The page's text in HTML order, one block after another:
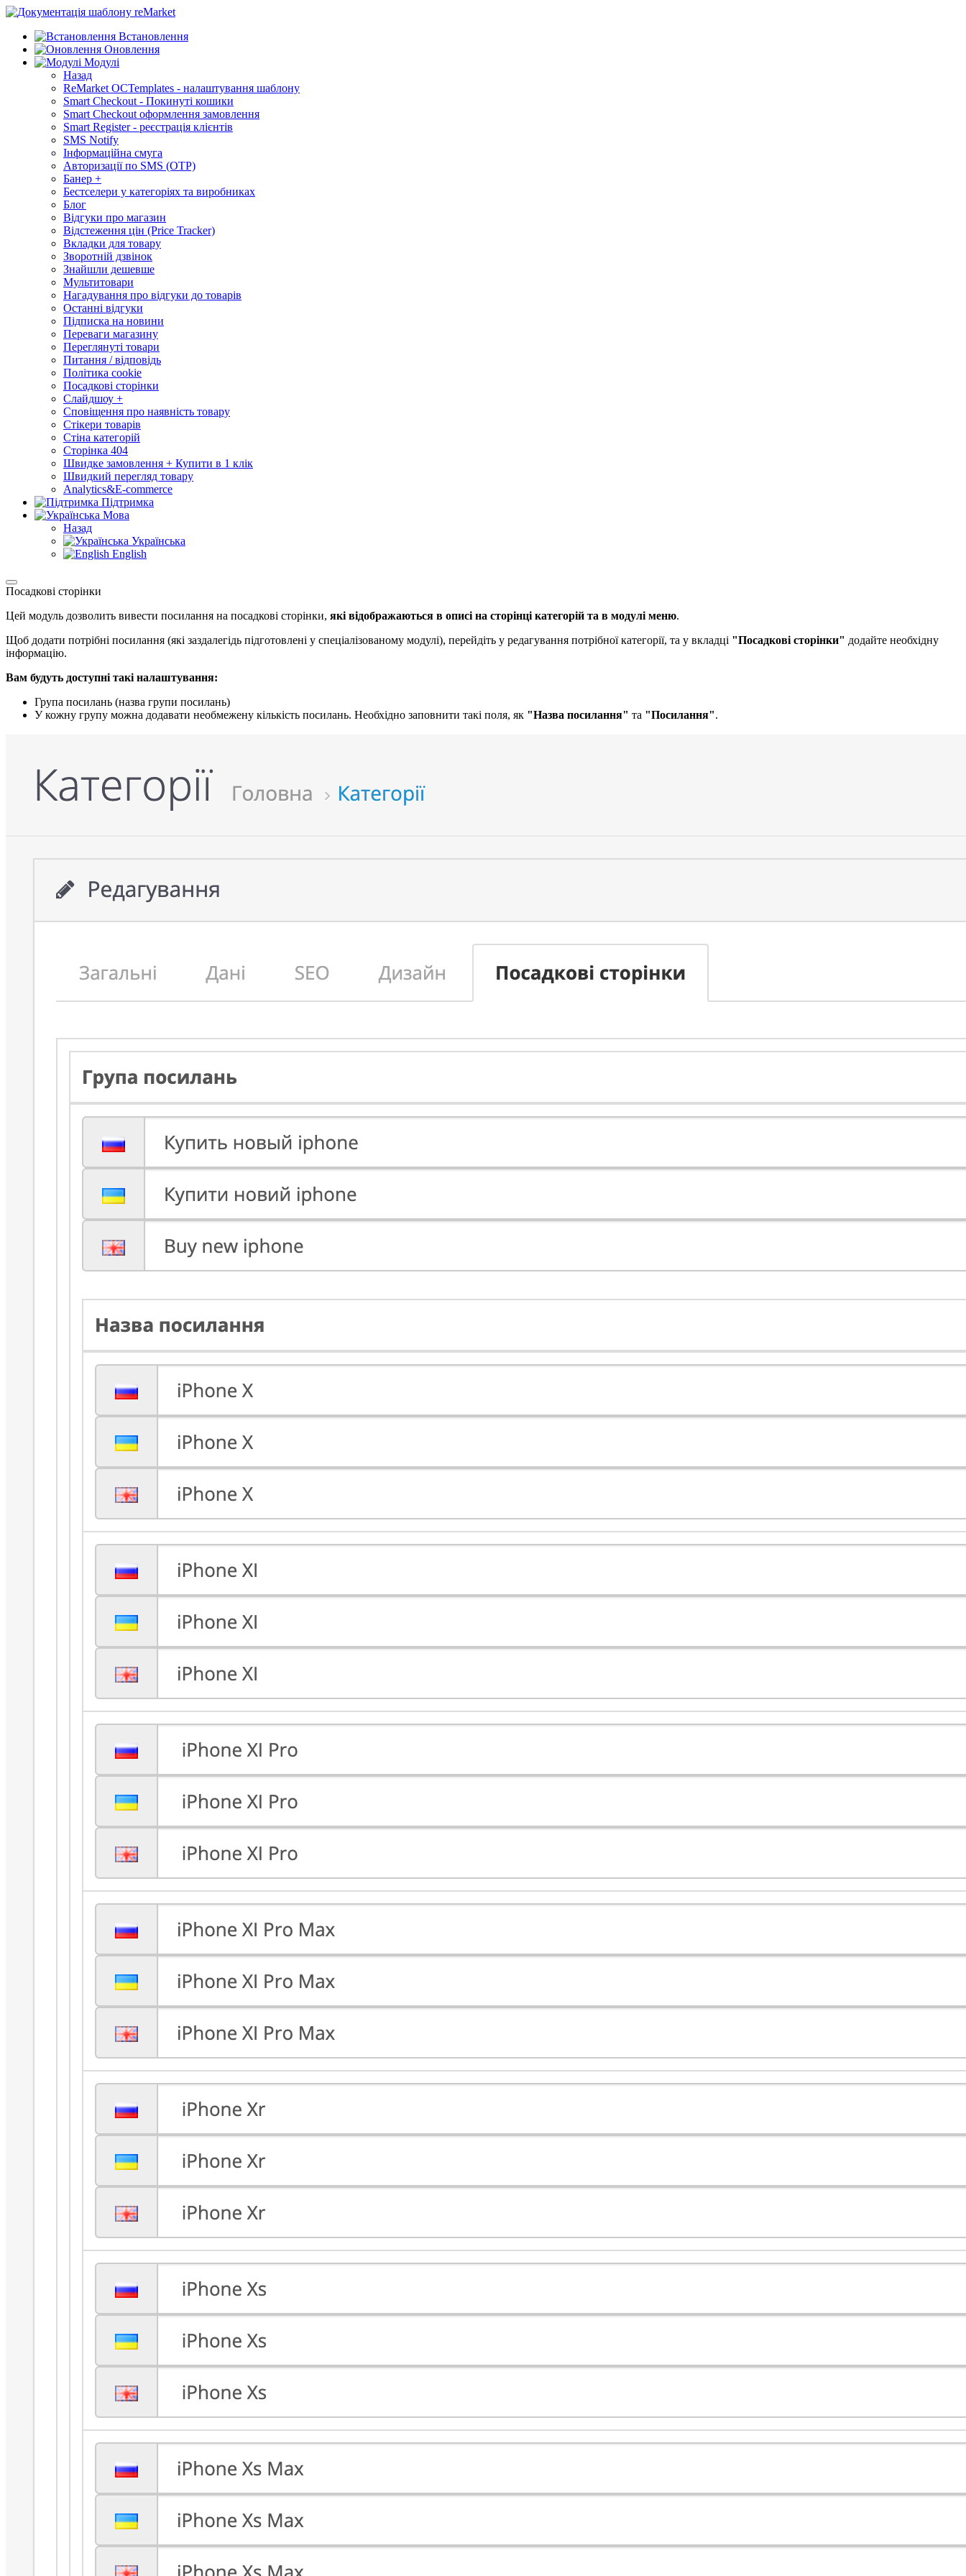
Встановлення
Оновлення
Модулі
Назад
ReMarket OCTemplates - налаштування шаблону
Smart Checkout - Покинуті кошики
Smart Checkout оформлення замовлення
Smart Register - реєстрація клієнтів
SMS Notify
Інформаційна смуга
Авторизації по SMS (OTP)
Банер +
Бестселери у категоріях та виробниках
Блог
Відгуки про магазин
Відстеження цін (Price Tracker)
Вкладки для товару
Зворотній дзвінок
Знайшли дешевше
Мультитовари
Нагадування про відгуки до товарів
Останні відгуки
Підписка на новини
Переваги магазину
Переглянуті товари
Питання / відповідь
Політика cookie
Посадкові сторінки
Слайдшоу +
Сповіщення про наявність товару
Стікери товарів
Стіна категорій
Сторінка 404
Швидке замовлення + Купити в 1 клік
Швидкий перегляд товару
Analytics&E-commerce
Підтримка
Мова
Назад
Українська
English
Посадкові сторінки
Цей модуль дозволить вивести посилання на посадкові сторінки, які відображаються в описі на сторінці категорій та в модулі меню.
Щоб додати потрібні посилання (які заздалегідь підготовлені у спеціалізованому модулі), перейдіть у редагування потрібної категорії, та у вкладці "Посадкові сторінки" додайте необхідну
інформацію.
Вам будуть доступні такі налаштування:​
Група посилань (назва групи посилань)
У кожну групу можна додавати необмежену кількість посилань. Необхідно заповнити такі поля, як "Назва посилання" та "Посилання".